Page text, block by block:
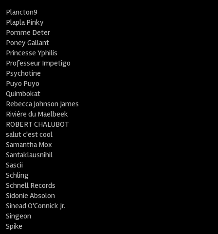
Plancton9
Plapla Pinky
Pomme Deter
Poney Gallant
Princesse Yphilis
Professeur Impetigo
Psychotine
Puyo Puyo
Quimbokat
Rebecca Johnson James
Rivière du Maelbeek
ROBERT CHALUBOT
salut c'est cool
Samantha Mox
Santaklausnihil
Sascii
Schling
Schnell Records
Sidonie Absolon
Sinead O'Connick Jr.
Singeon
Spike